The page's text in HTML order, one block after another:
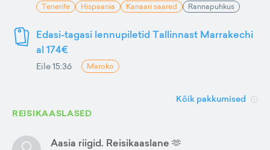
Tenerife Hispaania Kanaari saared Rannapuhkus
Edasi-tagasi lennupiletid Tallinnast Marrakechi
al 174€
Eile 15:36 Maroko
Kõik pakkumised
REISIKAASLASED
Aasia riigid. Reisikaaslane 🫶